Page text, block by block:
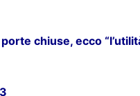
chiuse, ecco